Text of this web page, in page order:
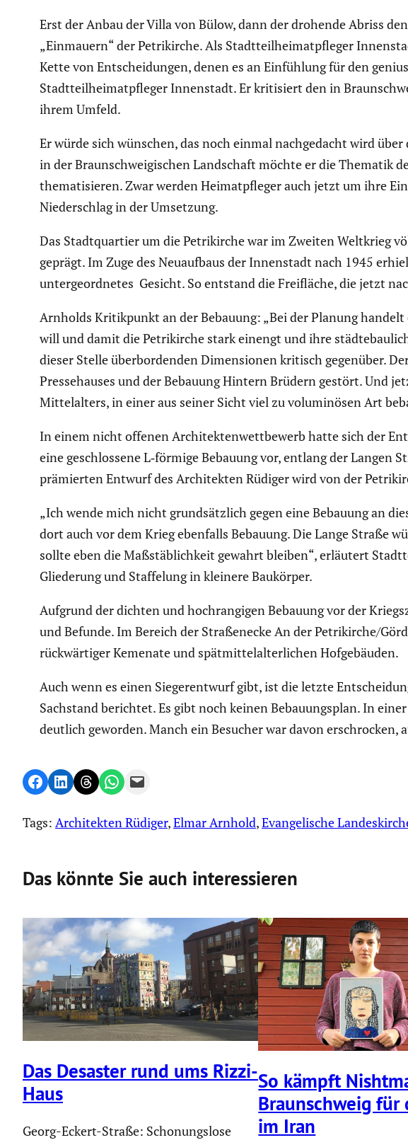
Erst der Anbau der Villa von Bülow, dann der drohende Abriss
„Einmauern“ der Petri­kirche. Als Stadt­teil­hei­mat­pfleger
Kette von Entschei­dungen, denen es an Einfüh­lung für den
Stadt­teil­hei­mat­pfleger Innen­stadt. Er kriti­siert den in
ihrem Umfeld.
Er würde sich wünschen, das noch einmal nachge­dacht wird
in der Braun­schwei­gi­schen Landschaft möchte er die Thematik
thema­ti­sieren. Zwar werden Heimat­pfleger auch jetzt um ihre
Nieder­schlag in der Umsetzung.
Das Stadt­quar­tier um die Petri­kirche war im Zweiten Weltkrieg
geprägt. Im Zuge des Neuauf­baus der Innen­stadt nach 1945
unter­ge­ord­netes Gesicht. So entstand die Freifläche, die jetzt
Arnholds Kritik­punkt an der Bebauung: „Bei der Planung
will und damit die Petri­kirche stark einengt und ihre
dieser Stelle überbor­denden Dimen­sionen kritisch gegenüber.
Presse­hauses und der Bebauung Hintern Brüdern gestört. Und
Mittel­al­ters, in einer aus seiner Sicht viel zu volumi­nösen Art
In einem nicht offenen Archi­tek­ten­wett­be­werb hatte sich der
eine geschlos­sene L‑förmige Bebauung vor, entlang der Langen
prämierten Entwurf des Archi­tekten Rüdiger wird von der
„Ich wende mich nicht grund­sätz­lich gegen eine Bebauung an
dort auch vor dem Krieg ebenfalls Bebauung. Die Lange Straße
sollte eben die Maßstäb­lich­keit gewahrt bleiben“, erläutert
Gliede­rung und Staffe­lung in kleinere Baukörper.
Aufgrund der dichten und hochran­gigen Bebauung vor der
und Befunde. Im Bereich der Straßen­ecke An der Petrikirche/
rückwär­tiger Kemenate und spätmit­tel­al­ter­li­chen Hofge­bäuden.
Auch wenn es einen Sieger­ent­wurf gibt, ist die letzte
Sachstand berichtet. Es gibt noch keinen Bebau­ungs­plan. In
deutlich geworden. Manch ein Besucher war davon erschro­cken,
Share on Facebook
Share on LinkedIn
Share on Threads
Share on WhatsApp
Email this Page
Tags: Architekten Rüdiger, Elmar Arnhold, Evangelische
Das könnte Sie auch interessieren
Das Desaster rund ums Rizzi-
Haus
Georg-Eckert-Straße: Schonungslose
So kämpft
Braun­schweig für
im Iran